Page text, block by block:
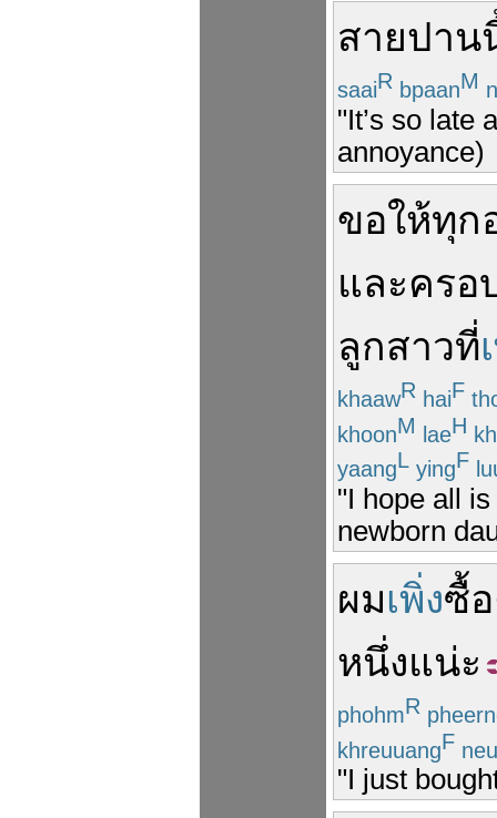
สายปาน
saaiR bpaanM
"It’s so late
annoyance)
ขอให้ทุก
และครอ
ลูกสาวที่
khaawR haiF
khoonM laeH
yaangL yingF
"I hope all
newborn
ผมเพิ่งซื้อ
หนึ่งแน่ะ
phohmR
khreuuangF
"I just